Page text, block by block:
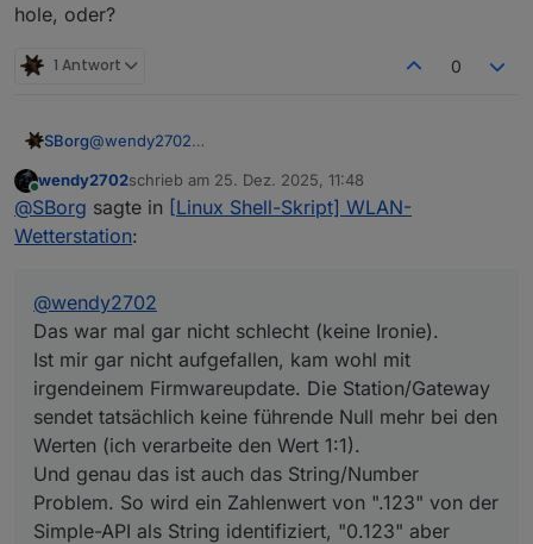
hole, oder?
1 Antwort 0
SBorg@wendy2702
Ist mir gar nicht aufgefallen, kam wohl mit irgendeinem
Firmwareupdate. Die Station/Gateway sendet tatsächlich
keine führende Null mehr bei den Werten (ich
wird ein Zahlenwert von ".123" von der Simple-API als
String identifiziert, "0.123" aber korrekt als Zahl.
Deswegen konnte ich bis dato auch so kein System
erkennen warum es mal funktioniert und mal nicht.
Muss ich eine Korrektur einführen die die fehlende Null
wieder ergänzt. Dann hast du wieder deine Null und das
String/Number - Problem sollte auch gelöst sein.
Online
wendy2702schrieb am 25. Dez. 2025, 11:48
zuletzt editiert von
@SBorg sagte in [Linux Shell-Skript] WLAN-
Wetterstation:
@wendy2702
Das war mal gar nicht schlecht (keine Ironie).
Ist mir gar nicht aufgefallen, kam wohl mit
irgendeinem Firmwareupdate. Die Station/Gateway
sendet tatsächlich keine führende Null mehr bei den
Werten (ich verarbeite den Wert 1:1).
Und genau das ist auch das String/Number
Problem. So wird ein Zahlenwert von ".123" von der
Simple-API als String identifiziert, "0.123" aber